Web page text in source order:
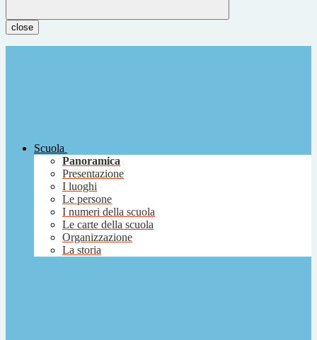
close
Scuola
Panoramica
Presentazione
I luoghi
Le persone
I numeri della scuola
Le carte della scuola
Organizzazione
La storia